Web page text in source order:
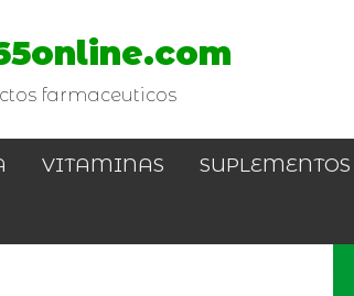
farmaceuticos
VITAMINAS SUPLEMENTOS